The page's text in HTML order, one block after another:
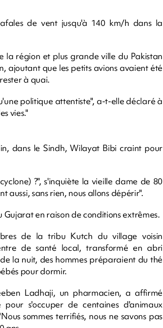
de vent jusqu'à 140 km/h dans la
la région et plus grande ville du Pakistan
ajoutant que les petits avions avaient été
à quai.
politique attentiste", a-t-elle déclaré à
vies."
dans le Sindh, Wilayat Bibi craint pour
?", s'inquiète la vieille dame de 80
aussi, sans rien, nous allons dépérir".
en raison de conditions extrêmes.
de la tribu Kutch du village voisin
de santé local, transformé en abri
la nuit, des hommes préparaient du thé
pour dormir.
Ladhaji, un pharmacien, a affirmé
s'occuper de centaines d'animaux
sommes terrifiés, nous ne savons pas